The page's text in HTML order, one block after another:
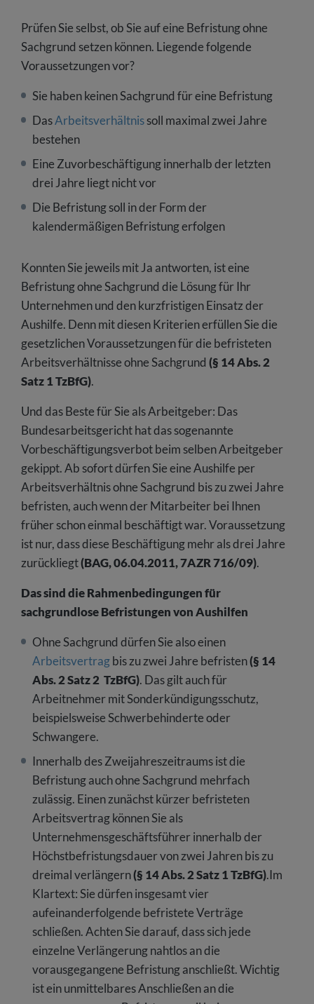
Prüfen Sie selbst, ob Sie auf eine Befristung ohne
Sachgrund setzen können. Liegende folgende
Voraussetzungen vor?
Sie haben keinen Sachgrund für eine Befristung
DasArbeitsverhältnissoll maximal zwei Jahre
bestehen
Eine Zuvorbeschäftigung innerhalb der letzten
drei Jahre liegt nicht vor
Die Befristung soll in der Form der
kalendermäßigen Befristung erfolgen
Konnten Sie jeweils mit Ja antworten, ist eine
Befristung ohne Sachgrund die Lösung für Ihr
Unternehmen und den kurzfristigen Einsatz der
Aushilfe. Denn mit diesen Kriterien erfüllen Sie die
gesetzlichen Voraussetzungen für die befristeten
Arbeitsverhältnisse ohne Sachgrund (§ 14 Abs. 2
Satz 1 TzBfG).
Und das Beste für Sie als Arbeitgeber: Das
Bundesarbeitsgericht hat das sogenannte
Vorbeschäftigungsverbot beim selben Arbeitgeber
gekippt. Ab sofort dürfen Sie eine Aushilfe per
Arbeitsverhältnis ohne Sachgrund bis zu zwei Jahre
befristen, auch wenn der Mitarbeiter bei Ihnen
früher schon einmal beschäftigt war. Voraussetzung
ist nur, dass diese Beschäftigung mehr als drei Jahre
zurückliegt(BAG, 06.04.2011, 7AZR 716/09).
Das sind die Rahmenbedingungen für
sachgrundlose Befristungen von Aushilfen
Ohne Sachgrund dürfen Sie also einen
Arbeitsvertragbis zu zwei Jahre befristen(§ 14
Abs. 2 Satz 2 TzBfG). Das gilt auch für
Arbeitnehmer mit Sonderkündigungsschutz,
beispielsweise Schwerbehinderte oder
Schwangere.
Innerhalb des Zweijahreszeitraums ist die
Befristung auch ohne Sachgrund mehrfach
zulässig. Einen zunächst kürzer befristeten
Arbeitsvertrag können Sie als
Unternehmensgeschäftsführer innerhalb der
Höchstbefristungsdauer von zwei Jahren bis zu
dreimal verlängern(§ 14 Abs. 2 Satz 1 TzBfG).Im
Klartext: Sie dürfen insgesamt vier
aufeinanderfolgende befristete Verträge
schließen. Achten Sie darauf, dass sich jede
einzelne Verlängerung nahtlos an die
vorausgegangene Befristung anschließt. Wichtig
ist ein unmittelbares Anschließen an die